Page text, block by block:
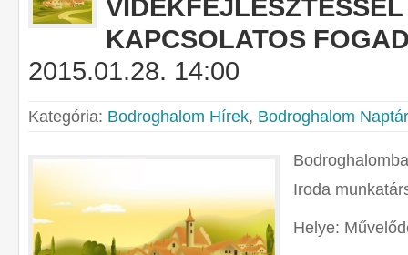
VIDÉKFEJLESZTÉSSEL
KAPCSOLATOS
2015.01.28. 14:00
Kategória: Bodroghalom Hírek, Bodroghalom Naptár
Iroda
Helye: